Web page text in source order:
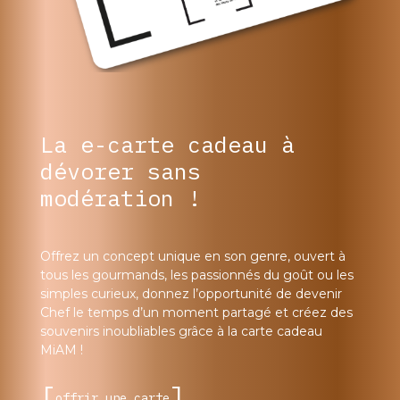
La e-carte cadeau à
dévorer sans
modération !
Offrez un concept unique en son genre, ouvert à
tous les gourmands, les passionnés du goût ou les
simples curieux, donnez l’opportunité de devenir
Chef le temps d’un moment partagé et créez des
souvenirs inoubliables grâce à la carte cadeau
MiAM !